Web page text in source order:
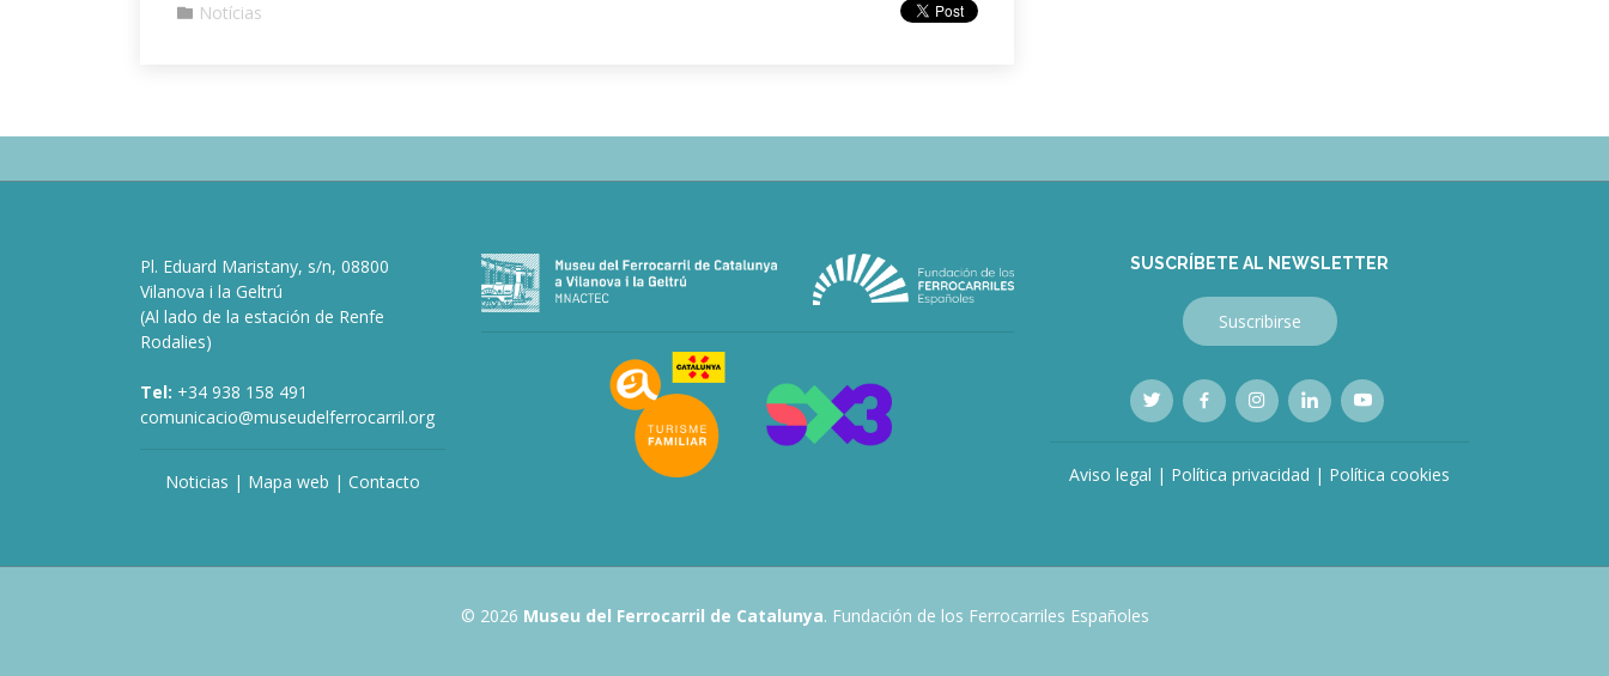
Notícias
Pl. Eduard Maristany, s/n, 08800
Vilanova i la Geltrú
(Al lado de la estación de Renfe
Rodalies)
Tel: +34 938 158 491
comunicacio@museudelferrocarril.org
Noticias | Mapa web | Contacto
SUSCRÍBETE AL NEWSLETTER
Suscribirse
Aviso legal | Política privacidad | Política cookies
© 2026 Museu del Ferrocarril de Catalunya. Fundación de los Ferrocarriles Españoles